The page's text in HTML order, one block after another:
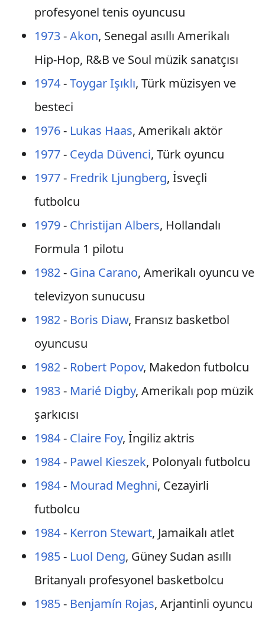
profesyonel tenis oyuncusu
1973-Akon, Senegal asıllı Amerikalı
Hip-Hop, R&B ve Soul müzik sanatçısı
1974-Toygar Işıklı, Türk müzisyen ve
besteci
1976- Lukas Haas, Amerikalı aktör
1977- Ceyda Düvenci, Türk oyuncu
1977- Fredrik Ljungberg, İsveçli
futbolcu
1979- Christijan Albers, Hollandalı
Formula 1 pilotu
1982- Gina Carano, Amerikalı oyuncu ve
televizyon sunucusu
1982- Boris Diaw, Fransız basketbol
oyuncusu
1982- Robert Popov, Makedon futbolcu
1983- Marié Digby, Amerikalı pop müzik
şarkıcısı
1984- Claire Foy, İngiliz aktris
1984- Pawel Kieszek, Polonyalı futbolcu
1984- Mourad Meghni, Cezayirli
futbolcu
1984- Kerron Stewart, Jamaikalı atlet
1985- Luol Deng, Güney Sudan asıllı
Britanyalı profesyonel basketbolcu
1985- Benjamín Rojas, Arjantinli oyuncu